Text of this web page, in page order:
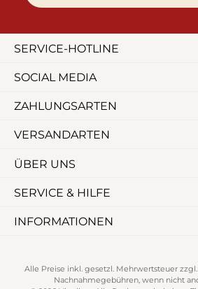
SERVICE-HOTLINE
SOCIAL MEDIA
ZAHLUNGSARTEN
VERSANDARTEN
ÜBER UNS
SERVICE & HILFE
INFORMATIONEN
Alle Preise inkl. gesetzl. Mehrwertsteuer zzgl.
Nachnahmegebühren, wenn nicht